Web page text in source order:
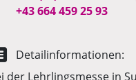
+43 664 459 25 93
Detailinformationen:
der Lehrlingsmesse in